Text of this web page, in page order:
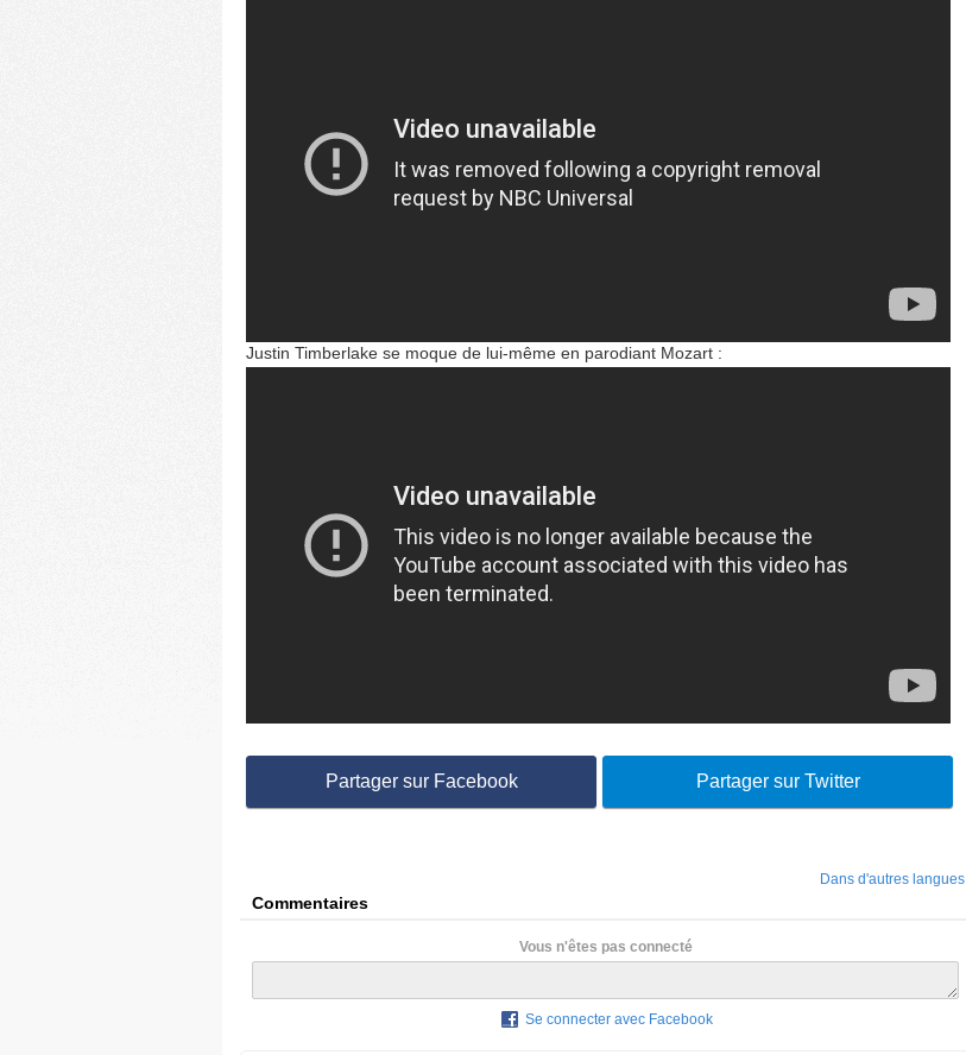
Justin Timberlake se moque de lui-même en parodiant Mozart :
Partager sur Facebook Partager sur Twitter
Dans d'autres langues
Commentaires
Vous n'êtes pas connecté
Se connecter avec Facebook